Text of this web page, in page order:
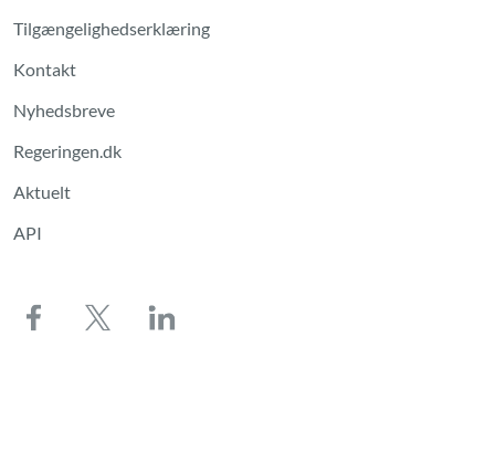
Tilgængelighedserklæring
Kontakt
Nyhedsbreve
Regeringen.dk
Aktuelt
API